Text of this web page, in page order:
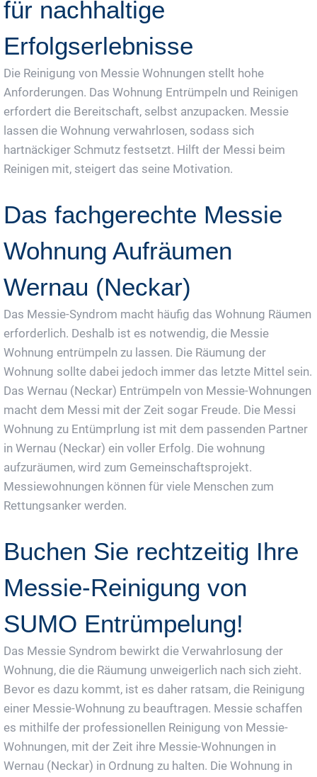
für nachhaltige
Erfolgserlebnisse
Die Reinigung von Messie Wohnungen stellt hohe
Anforderungen. Das Wohnung Entrümpeln und Reinigen
erfordert die Bereitschaft, selbst anzupacken. Messie
lassen die Wohnung verwahrlosen, sodass sich
hartnäckiger Schmutz festsetzt. Hilft der Messi beim
Reinigen mit, steigert das seine Motivation.
Das fachgerechte Messie
Wohnung Aufräumen
Wernau (Neckar)
Das Messie-Syndrom macht häufig das Wohnung Räumen
erforderlich. Deshalb ist es notwendig, die Messie
Wohnung entrümpeln zu lassen. Die Räumung der
Wohnung sollte dabei jedoch immer das letzte Mittel sein.
Das Wernau (Neckar) Entrümpeln von Messie-Wohnungen
macht dem Messi mit der Zeit sogar Freude. Die Messi
Wohnung zu Entümprlung ist mit dem passenden Partner
in Wernau (Neckar) ein voller Erfolg. Die wohnung
aufzuräumen, wird zum Gemeinschaftsprojekt.
Messiewohnungen können für viele Menschen zum
Rettungsanker werden.
Buchen Sie rechtzeitig Ihre
Messie-Reinigung von
SUMO Entrümpelung!
Das Messie Syndrom bewirkt die Verwahrlosung der
Wohnung, die die Räumung unweigerlich nach sich zieht.
Bevor es dazu kommt, ist es daher ratsam, die Reinigung
einer Messie-Wohnung zu beauftragen. Messie schaffen
es mithilfe der professionellen Reinigung von Messie-
Wohnungen, mit der Zeit ihre Messie-Wohnungen in
Wernau (Neckar) in Ordnung zu halten. Die Wohnung in